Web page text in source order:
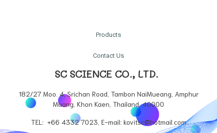
Products
Contact Us
SC SCIENCE CO., LTD.
182/27 Moo. 4, Srichan Road, Tambon NaiMueang, Amphur
Muang, Khon Kaen, Thailand, 40000
TEL: +66 4332 7023, E-mail: kovitsc@hotmail.com